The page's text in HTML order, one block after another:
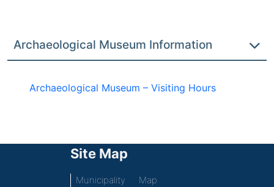
Archaeological Museum Information
Archaeological Museum – Visiting Hours
Site Map
Municipality
Map